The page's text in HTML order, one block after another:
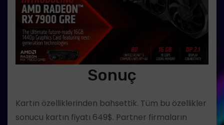
Sonuç
Kartın özelliklerinden bahsettik. Tüm bu özellikler
sonucu kartın fiyatı 649$. Partner firmaların